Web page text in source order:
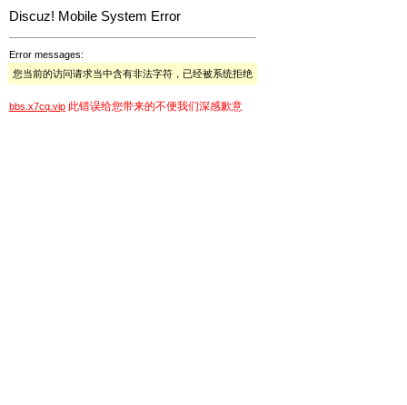
Discuz! Mobile System Error
Error messages:
您当前的访问请求当中含有非法字符，已经被系统拒绝
bbs.x7cq.vip 此错误给您带来的不便我们深感歉意